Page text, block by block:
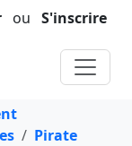
ou S'inscrire
Pirate